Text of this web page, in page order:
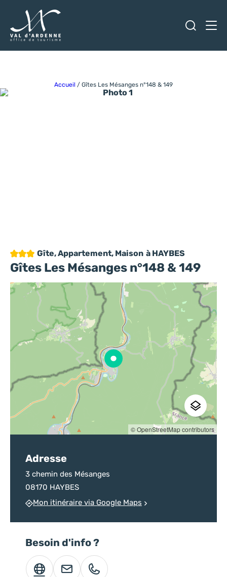
Accueil / Gîtes Les Mésanges n°148 & 149
3 étoilesGîte, Appartement, Maison à HAYBES
Gîtes Les Mésanges n°148 & 149
Photo 1
© OpenStreetMap contributors
Adresse
3 chemin des Mésanges
08170 HAYBES
Mon itinéraire via Google Maps
Besoin d'info ?